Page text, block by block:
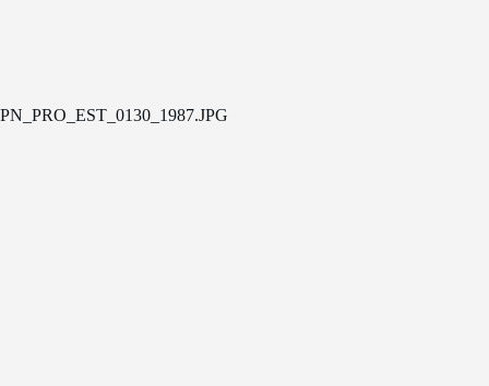
PN_PRO_EST_0130_1987.JPG